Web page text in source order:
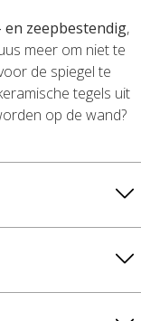
en zeepbestendig,
meer om niet te
de spiegel te
tegels uit
op de wand?